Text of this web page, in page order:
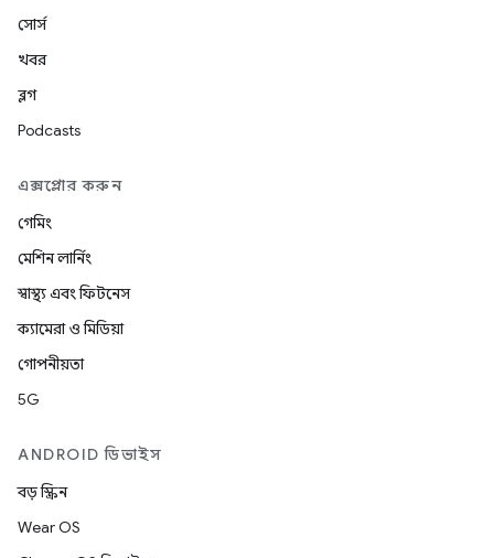
সোর্স
খবর
ব্লগ
Podcasts
এক্সপ্লোর করুন
গেমিং
মেশিন লার্নিং
স্বাস্থ্য এবং ফিটনেস
ক্যামেরা ও মিডিয়া
গোপনীয়তা
5G
ANDROID ডিভাইস
বড় স্ক্রিন
Wear OS